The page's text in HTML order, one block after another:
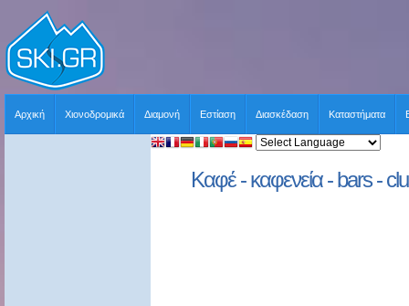
Αρχική Χιονοδρομικά Διαμονή Εστίαση Διασκέδαση Καταστήματα
Καφέ - καφενεία - bars -